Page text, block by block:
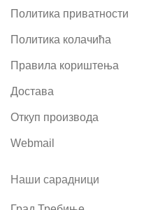
Политика приватности
Политика колачића
Правила кориштења
Достава
Откуп производа
Webmail
Наши сарадници